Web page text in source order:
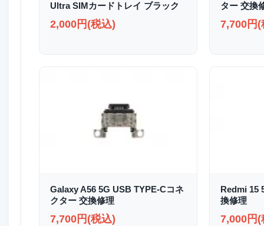
Ultra SIMカードトレイ ブラック
2,000円(税込)
ター 交換
7,700円(
Galaxy A56 5G USB TYPE-Cコネ
クター 交換修理
7,700円(税込)
Redmi 15
換修理
7,000円(